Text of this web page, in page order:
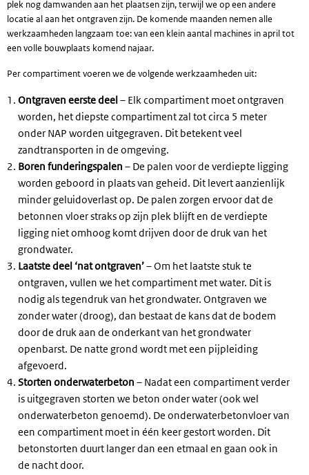
plek nog damwanden aan het plaatsen zijn, terwijl we op een andere
locatie al aan het ontgraven zijn. De komende maanden nemen alle
werkzaamheden langzaam toe: van een klein aantal machines in april tot
een volle bouwplaats komend najaar.
Per compartiment voeren we de volgende werkzaamheden uit:
Ontgraven eerste deel – Elk compartiment moet ontgraven
worden, het diepste compartiment zal tot circa 5 meter
onder NAP worden uitgegraven. Dit betekent veel
zandtransporten in de omgeving.
Boren funderingspalen – De palen voor de verdiepte ligging
worden geboord in plaats van geheid. Dit levert aanzienlijk
minder geluidoverlast op. De palen zorgen ervoor dat de
betonnen vloer straks op zijn plek blijft en de verdiepte
ligging niet omhoog komt drijven door de druk van het
grondwater.
Laatste deel ‘nat ontgraven’– Om het laatste stuk te
ontgraven, vullen we het compartiment met water. Dit is
nodig als tegendruk van het grondwater. Ontgraven we
zonder water (droog), dan bestaat de kans dat de bodem
door de druk aan de onderkant van het grondwater
openbarst. De natte grond wordt met een pijpleiding
afgevoerd.
Storten onderwaterbeton – Nadat een compartiment verder
is uitgegraven storten we beton onder water (ook wel
onderwaterbeton genoemd). De onderwaterbetonvloer van
een compartiment moet in één keer gestort worden. Dit
betonstorten duurt langer dan een etmaal en gaan ook in
de nacht door.